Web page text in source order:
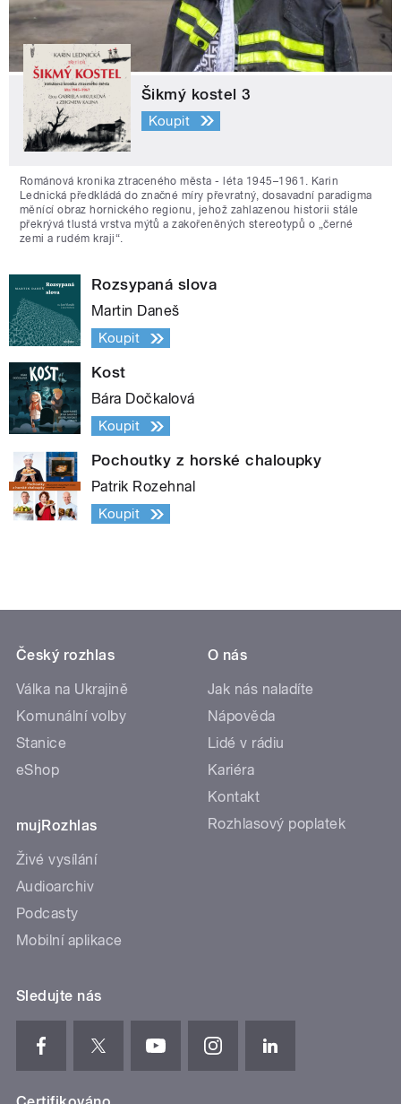
Šikmý kostel 3
Koupit
Románová kronika ztraceného města - léta 1945–1961. Karin
Lednická předkládá do značné míry převratný, dosavadní paradigma
měnící obraz hornického regionu, jehož zahlazenou historii stále
překrývá tlustá vrstva mýtů a zakořeněných stereotypů o „černé
zemi a rudém kraji“.
Rozsypaná slova
Martin Daneš
Koupit
Kost
Bára Dočkalová
Koupit
Pochoutky z horské chaloupky
Patrik Rozehnal
Koupit
Český rozhlas
Válka na Ukrajině
Komunální volby
Stanice
eShop
mujRozhlas
Živé vysílání
Audioarchiv
Podcasty
Mobilní aplikace
O nás
Jak nás naladíte
Nápověda
Lidé v rádiu
Kariéra
Kontakt
Rozhlasový poplatek
Sledujte nás